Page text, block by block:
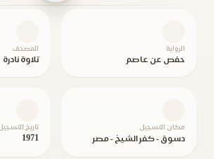
الرواية
حفص عن عاصم
المصحف
تلاوة نادرة
مكان التسجيل
دسوق - كفر الشيخ - مصر
تاريخ التسجيل
1971